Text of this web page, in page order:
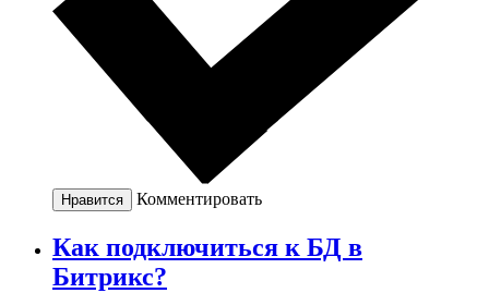
Нравится Комментировать
Как подключиться к БД в
Битрикс?